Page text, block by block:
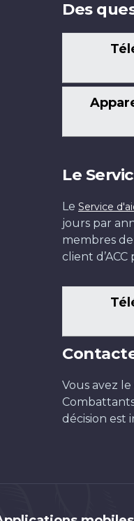
Des
Le
Le Service
jours par
membres de
client
Vous avez
décision est